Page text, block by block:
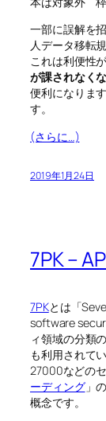
一部に誤解を
人データ移転
これは利便性
が課されなく
便利になりま
す。
(さらに…)
2019年1月24日
7PK –
7PKとは「
software
ィ領域の分類
も利用されて
27000などの
ーディング」
概念です。